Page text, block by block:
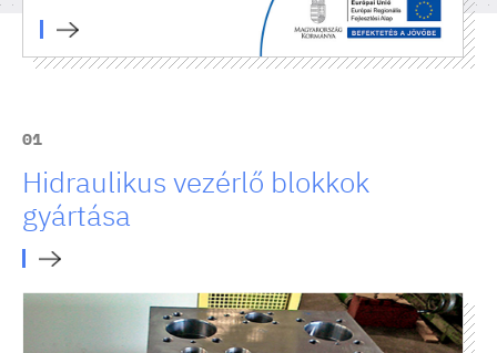
01
Hidraulikus vezérlő blokkok
gyártása